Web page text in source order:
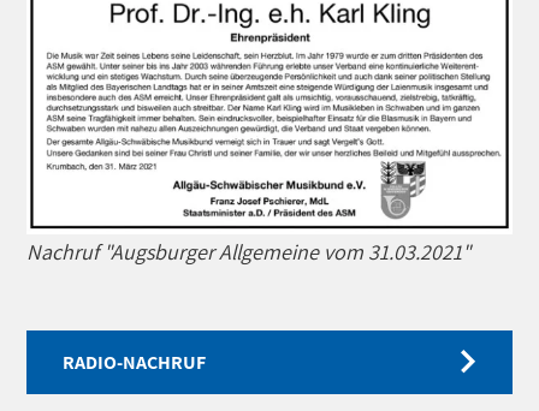
Nachruf "Augsburger Allgemeine vom 31.03.2021"
RADIO-NACHRUF